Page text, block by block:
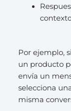
Por ejemplo,
un producto
envía un
selecciona
misma